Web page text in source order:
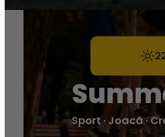
Sport · Joacă ·